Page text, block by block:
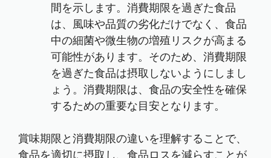
間を示します。消費期限を過ぎた食品
は、風味や品質の劣化だけでなく、食品
中の細菌や微生物の増殖リスクが高まる
可能性があります。そのため、消費期限
を過ぎた食品は摂取しないようにしまし
ょう。消費期限は、食品の安全性を確保
するための重要な目安となります。
賞味期限と消費期限の違いを理解することで、
食品を適切に摂取し、食品ロスを減らすことが